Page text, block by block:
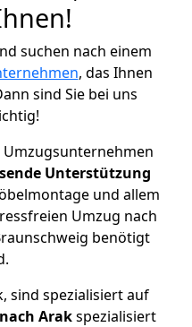
suchen nach einem
, das Ihnen
sind Sie bei uns
Unterstützung
und allem
Umzug nach
benötigt
sind spezialisiert auf
Arakspezialisiert